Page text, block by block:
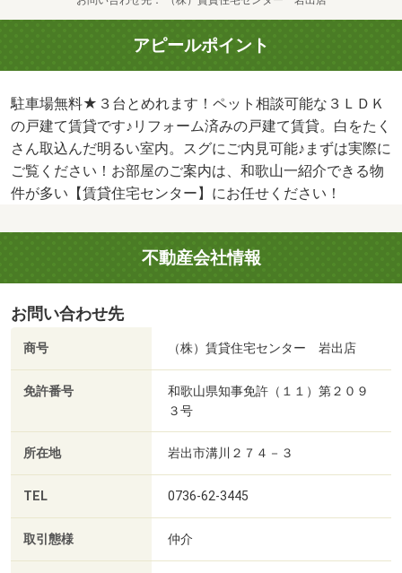
アピールポイント
駐車場無料★３台とめれます！ペット相談可能な３ＬＤＫ
の戸建て賃貸です♪リフォーム済みの戸建て賃貸。白をたく
さん取込んだ明るい室内。スグにご内見可能♪まずは実際に
ご覧ください！お部屋のご案内は、和歌山一紹介できる物
件が多い【賃貸住宅センター】にお任せください！
不動産会社情報
お問い合わせ先
商号 （株）賃貸住宅センター 岩出店
免許番号
和歌山県知事免許（１１）第２０９
３号
所在地 岩出市溝川２７４－３
TEL 0736-62-3445
取引態様 仲介